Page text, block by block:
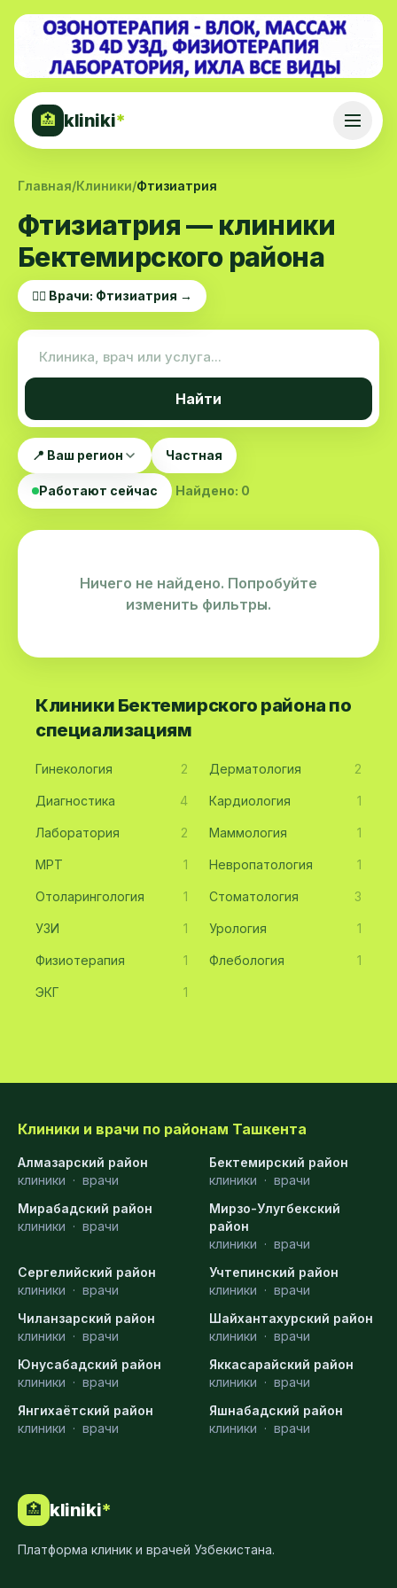
🏥 kliniki*
Главная/Клиники/Фтизиатрия
Фтизиатрия — клиники
Бектемирского района
👨‍⚕️ Врачи: Фтизиатрия →
Найти
📍 Ваш регион Частная
Работают сейчас Найдено: 0
Ничего не найдено. Попробуйте
изменить фильтры.
Клиники Бектемирского района по
специализациям
Гинекология 2 Дерматология 2
Диагностика 4 Кардиология 1
Лаборатория 2 Маммология 1
МРТ 1 Невропатология 1
Отоларингология 1 Стоматология 3
УЗИ 1 Урология 1
Физиотерапия 1 Флебология 1
ЭКГ 1
Клиники и врачи по районам Ташкента
Алмазарский район
клиники · врачи
Бектемирский район
клиники · врачи
Мирабадский район
клиники · врачи
Мирзо-Улугбекский
район
клиники · врачи
Сергелийский район
клиники · врачи
Учтепинский район
клиники · врачи
Чиланзарский район
клиники · врачи
Шайхантахурский район
клиники · врачи
Юнусабадский район
клиники · врачи
Яккасарайский район
клиники · врачи
Янгихаётский район
клиники · врачи
Яшнабадский район
клиники · врачи
🏥 kliniki*
Платформа клиник и врачей Узбекистана.